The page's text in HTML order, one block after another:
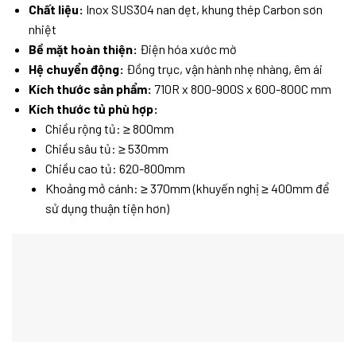
Chất liệu: Inox SUS304 nan dẹt, khung thép Carbon sơn
nhiệt
Bề mặt hoàn thiện: Điện hóa xước mờ
Hệ chuyển động: Đồng trục, vận hành nhẹ nhàng, êm ái
Kích thước sản phẩm: 710R x 800-900S x 600-800C mm
Kích thước tủ phù hợp:
Chiều rộng tủ: ≥ 800mm
Chiều sâu tủ: ≥ 530mm
Chiều cao tủ: 620-800mm
Khoảng mở cánh: ≥ 370mm (khuyến nghị ≥ 400mm để
sử dụng thuận tiện hơn)